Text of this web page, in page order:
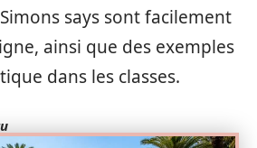
says sont facilement
ainsi que des exemples
dans les classes.